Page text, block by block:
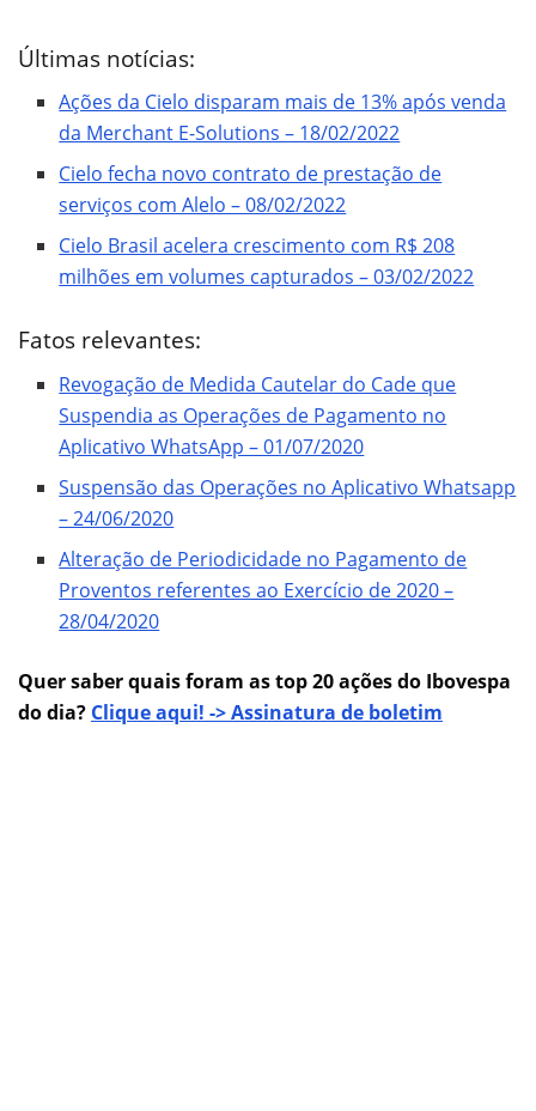
Últimas notícias:
Ações da Cielo disparam mais de 13% após venda
da Merchant E-Solutions – 18/02/2022
Cielo fecha novo contrato de prestação de
serviços com Alelo – 08/02/2022
Cielo Brasil acelera crescimento com R$ 208
milhões em volumes capturados – 03/02/2022
Fatos relevantes:
Revogação de Medida Cautelar do Cade que
Suspendia as Operações de Pagamento no
Aplicativo WhatsApp – 01/07/2020
Suspensão das Operações no Aplicativo Whatsapp
– 24/06/2020
Alteração de Periodicidade no Pagamento de
Proventos referentes ao Exercício de 2020 –
28/04/2020
Quer saber quais foram as top 20 ações do Ibovespa
do dia? Clique aqui! -> Assinatura de boletim